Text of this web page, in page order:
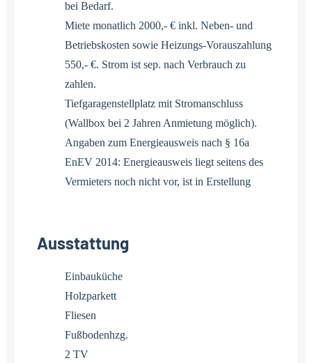
bei Bedarf.
Miete monatlich 2000,- € inkl. Neben- und
Betriebskosten sowie Heizungs-Vorauszahlung
550,- €. Strom ist sep. nach Verbrauch zu
zahlen.
Tiefgaragenstellplatz mit Stromanschluss
(Wallbox bei 2 Jahren Anmietung möglich).
Angaben zum Energieausweis nach § 16a
EnEV 2014: Energieausweis liegt seitens des
Vermieters noch nicht vor, ist in Erstellung
Ausstattung
Einbauküche
Holzparkett
Fliesen
Fußbodenhzg.
2 TV